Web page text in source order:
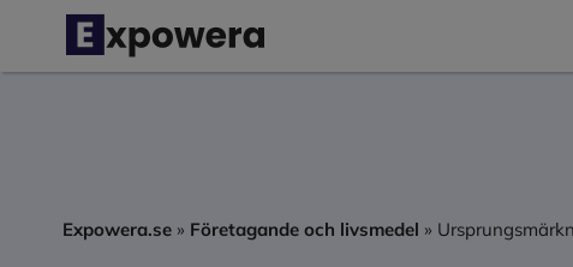
innehåll
Expowera.se » Företagande och livsmedel »